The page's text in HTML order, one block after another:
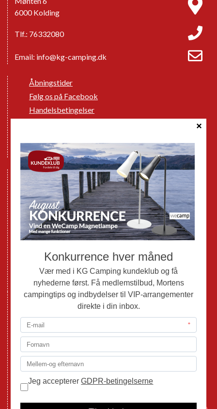
6000 Kolding
Tlf.: 76332080
Email: info@kg-camping.dk
Åbningstider
Følg os på Facebook
Handelsbetingelser
GPDR - Optagelse af foto og video
Nye Campingvogne
Nye Autocampere og Vans
Brugte Campingvogne
Brugte Autocampere og Vans
Webshop
Mortens Campingtips
KG Camping Kundeklub
Nyheder
Adria
Adria Autocampere
Eriba
Fendt
Hobby
Randger Van